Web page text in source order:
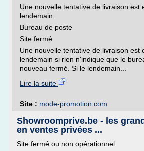
Une nouvelle tentative de livraison est
lendemain.
Bureau de poste
Site fermé
Une nouvelle tentative de livraison est
lendemain si rien n'indique que le
nouveau fermé. Si le lendemain...
Lire la suite
Site : mode-promotion.com
Showroomprive.be - les
en ventes privées ...
Site fermé ou non opérationnel